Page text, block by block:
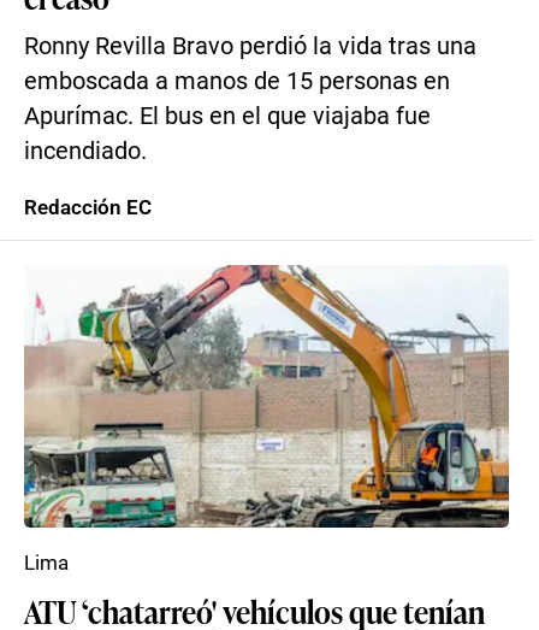
Ronny Revilla Bravo perdió la vida tras una
emboscada a manos de 15 personas en
Apurímac. El bus en el que viajaba fue
incendiado.
Redacción EC
ATU ‘chatarreó' vehículos que tenían
Lima